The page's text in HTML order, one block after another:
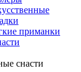
приманки
снасти